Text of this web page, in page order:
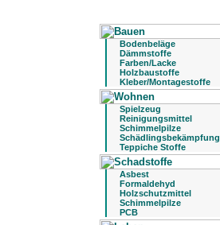
Bodenbeläge
Dämmstoffe
Farben/Lacke
Holzbaustoffe
Kleber/Montagestoffe
Spielzeug
Reinigungsmittel
Schimmelpilze
Schädlingsbekämpfung
Teppiche Stoffe
Asbest
Formaldehyd
Holzschutzmittel
Schimmelpilze
PCB